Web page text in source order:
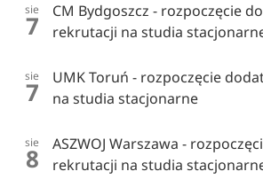
sie
7
CM Bydgoszcz - rozpoczęcie
rekrutacji na studia
sie
7
UMK Toruń - rozpoczęcie
na studia stacjonarne
sie
8
ASZWOJ Warszawa -
rekrutacji na studia